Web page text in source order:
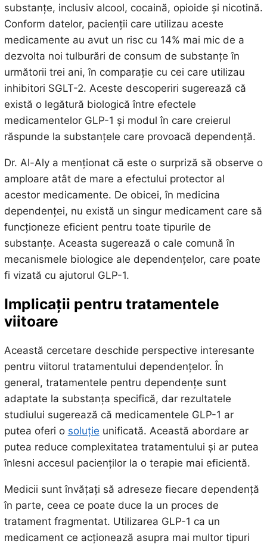
substanțe, inclusiv alcool, cocaină, opioide și nicotină.
Conform datelor, pacienții care utilizau aceste
medicamente au avut un risc cu 14% mai mic de a
dezvolta noi tulburări de consum de substanțe în
următorii trei ani, în comparație cu cei care utilizau
inhibitori SGLT-2. Aceste descoperiri sugerează că
există o legătură biologică între efectele
medicamentelor GLP-1 și modul în care creierul
răspunde la substanțele care provoacă dependență.
Dr. Al-Aly a menționat că este o surpriză să observe o
amploare atât de mare a efectului protector al
acestor medicamente. De obicei, în medicina
dependenței, nu există un singur medicament care să
funcționeze eficient pentru toate tipurile de
substanțe. Aceasta sugerează o cale comună în
mecanismele biologice ale dependențelor, care poate
fi vizată cu ajutorul GLP-1.
Implicații pentru tratamentele
viitoare
Această cercetare deschide perspective interesante
pentru viitorul tratamentului dependențelor. În
general, tratamentele pentru dependențe sunt
adaptate la substanța specifică, dar rezultatele
studiului sugerează că medicamentele GLP-1 ar
putea oferi o soluție unificată. Această abordare ar
putea reduce complexitatea tratamentului și ar putea
înlesni accesul pacienților la o terapie mai eficientă.
Medicii sunt învățați să adreseze fiecare dependență
în parte, ceea ce poate duce la un proces de
tratament fragmentat. Utilizarea GLP-1 ca un
medicament ce acționează asupra mai multor tipuri